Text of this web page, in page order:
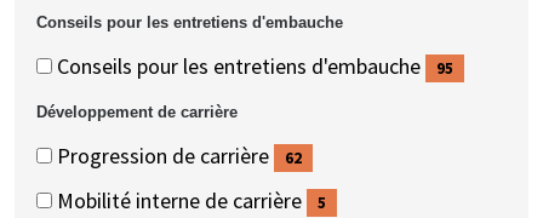
de
de
(7
Conseils pour les entretiens d'embauche
Conseils
pour
entretiens
d'embauche
Conseils
pour
entretiens
d'embauche
Conseils pour les entretiens d'embauche
(95
95
Développement de carrière
Développement
de
Développement
de
Progression de carrière
(62
62
Mobilité interne de carrière
5